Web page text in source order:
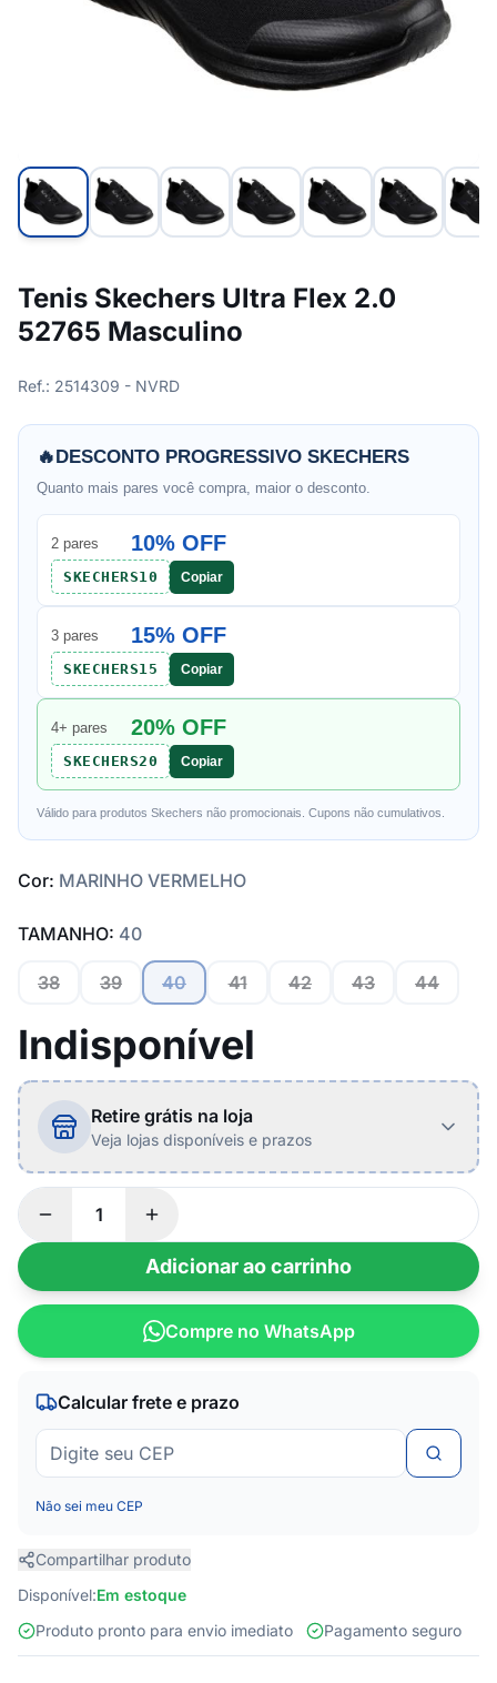
Tenis Skechers Ultra Flex 2.0
52765 Masculino
Ref.: 2514309 - NVRD
🔥DESCONTO PROGRESSIVO SKECHERS
Quanto mais pares você compra, maior o desconto.
2 pares 10% OFF
SKECHERS10 Copiar
3 pares 15% OFF
SKECHERS15 Copiar
4+ pares 20% OFF
SKECHERS20 Copiar
Válido para produtos Skechers não promocionais. Cupons não cumulativos.
Cor: MARINHO VERMELHO
TAMANHO: 40
38 39 40 41 42 43 44
Indisponível
Retire grátis na loja
Veja lojas disponíveis e prazos
Adicionar ao carrinho
Compre no WhatsApp
Calcular frete e prazo
Não sei meu CEP
Compartilhar produto
Disponível:Em estoque
Produto pronto para envio imediato
Pagamento seguro